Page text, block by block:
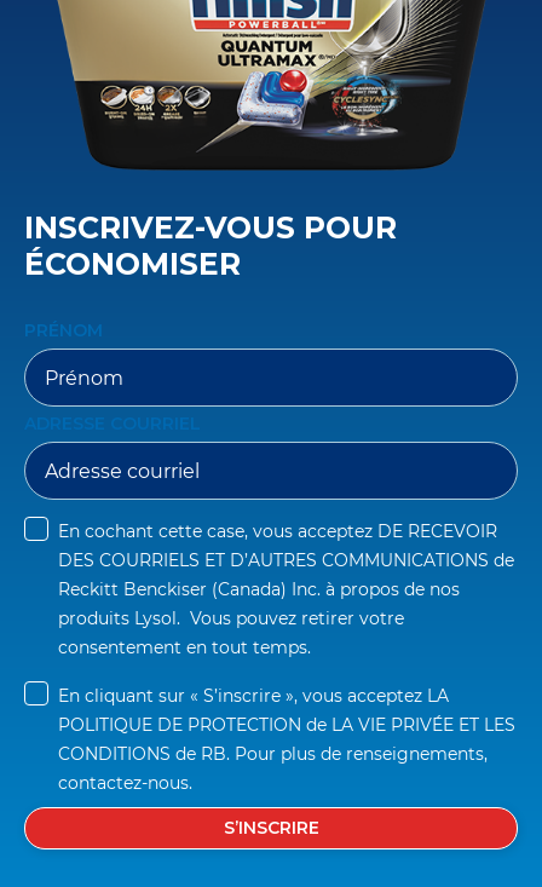
INSCRIVEZ-VOUS POUR
ÉCONOMISER
PRÉNOM
ADRESSE COURRIEL
En cochant cette case, vous acceptez DE RECEVOIR
DES COURRIELS ET D’AUTRES COMMUNICATIONS de
Reckitt Benckiser (Canada) Inc. à propos de nos
produits Lysol.  Vous pouvez retirer votre
consentement en tout temps.
En cliquant sur « S’inscrire », vous acceptez LA
POLITIQUE DE PROTECTION de LA VIE PRIVÉE ET LES
CONDITIONS de RB. Pour plus de renseignements,
contactez-nous.
S’INSCRIRE